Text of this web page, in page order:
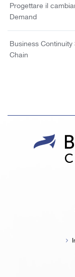
Progettare il
Demand
Business
Chain